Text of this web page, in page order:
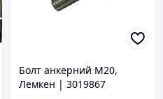
Болт анкерний М20,
Лемкен | 3019867